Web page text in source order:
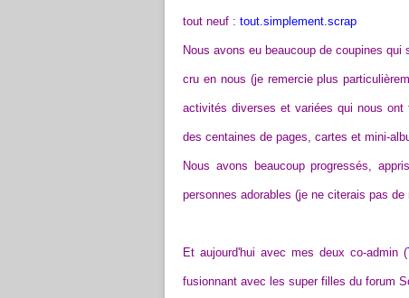
tout neuf : tout.simplement.scrap
Nous avons eu beaucoup de coupines
cru en nous (je remercie plus
activités diverses et variées qui nous
des centaines de pages, cartes et mini-
Nous avons beaucoup progressés,
personnes adorables (je ne citerais pas
Et aujourd'hui avec mes deux co-admin (
fusionnant avec les super filles du forum